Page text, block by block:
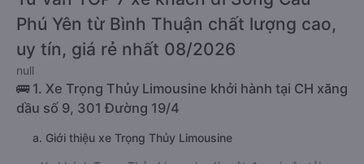
thuộc vào chương trình khuyến mãi, giá vé Xe Bình Thuận đi
Sông Cầu - Phú Yên giường nằm đôi này có thể sẽ rẻ hơn.
Tư vấn TOP 7 xe khách đi Sông Cầu -
Phú Yên từ Bình Thuận chất lượng cao,
uy tín, giá rẻ nhất 08/2026
🚌 1. Xe Trọng Thủy Limousine khởi hành tại CH xăng